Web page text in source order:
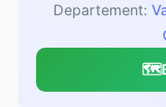
Departement:
🗺️